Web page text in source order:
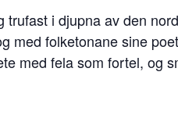
i djupna av den
med folketonane sine
med fela som fortel, og